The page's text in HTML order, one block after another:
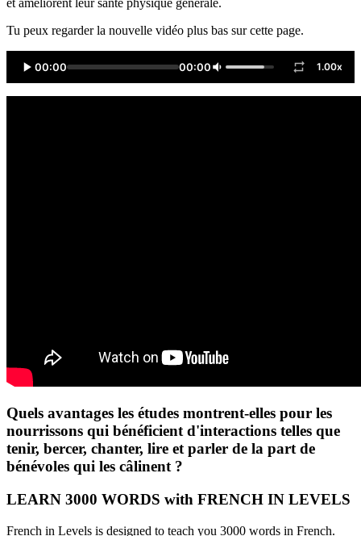
Tu peux regarder la nouvelle vidéo plus bas sur cette page.
00:00 00:00 1.00x
Quels avantages les études montrent-elles pour les
nourrissons qui bénéficient d'interactions telles que
tenir, bercer, chanter, lire et parler de la part de
bénévoles qui les câlinent ?
LEARN 3000 WORDS with FRENCH IN LEVELS
French in Levels is designed to teach you 3000 words in French.